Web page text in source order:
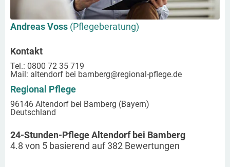
Andreas Voss (Pflegeberatung)
Kontakt
Tel.: 0800 72 35 719
Mail: altendorf bei bamberg@regional-pflege.de
Regional Pflege
96146 Altendorf bei Bamberg (Bayern)
Deutschland
24-Stunden-Pflege Altendorf bei Bamberg
4.8 von 5 basierend auf382 Bewertungen